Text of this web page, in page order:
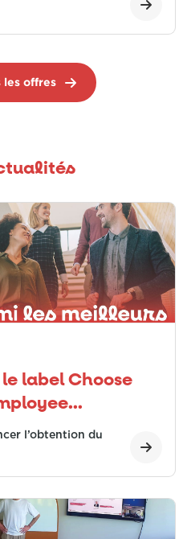
les offres
label Choose
l’obtention du